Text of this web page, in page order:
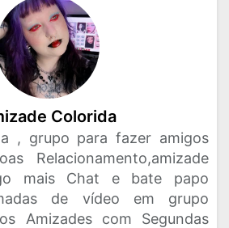
Colorida
, grupo para fazer amigos
Relacionamento,amizade
mais Chat e bate papo
de vídeo em grupo
Amizades com Segundas